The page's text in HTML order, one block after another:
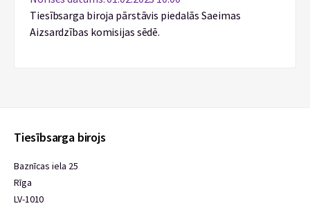
Tiesībsarga biroja pārstāvis piedalās Saeimas
Aizsardzības komisijas sēdē.
Tiesībsarga birojs
Baznīcas iela 25
Rīga
LV-1010